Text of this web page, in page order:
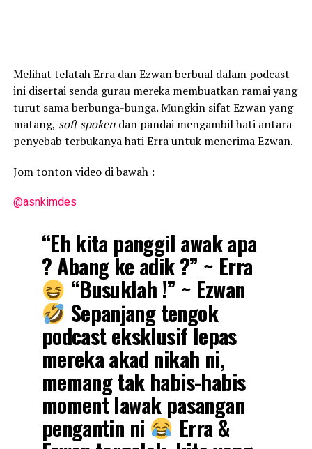
Melihat telatah Erra dan Ezwan berbual dalam podcast
ini disertai senda gurau mereka membuatkan ramai yang
turut sama berbunga-bunga. Mungkin sifat Ezwan yang
matang, soft spokendan pandai mengambil hati antara
penyebab terbukanya hati Erra untuk menerima Ezwan.
Jom tonton video di bawah :
@asnkimdes
“Eh kita panggil awak apa
? Abang ke adik ?” ~ Erra
“Busuklah !” ~ Ezwan
Sepanjang tengok
podcast eksklusif lepas
mereka akad nikah ni,
memang tak habis-habis
moment lawak pasangan
pengantin ni Erra &